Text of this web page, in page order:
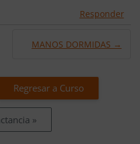
Responder
MANOS DORMIDAS →
Regresar a Curso
»